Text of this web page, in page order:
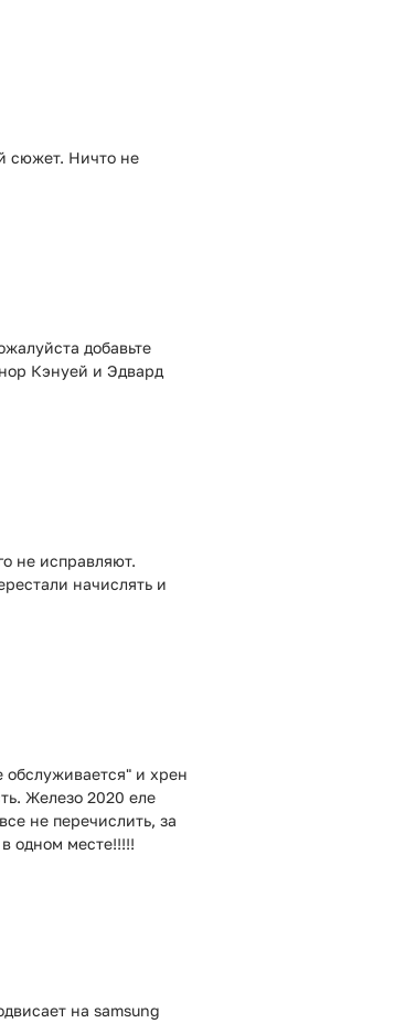
сюжет. Ничто не
добавьте
Кэнуей и Эдвард
не исправляют.
начислять и
обслуживается" и хрен
Железо 2020 еле
не перечислить, за
одном месте!!!!!
на samsung